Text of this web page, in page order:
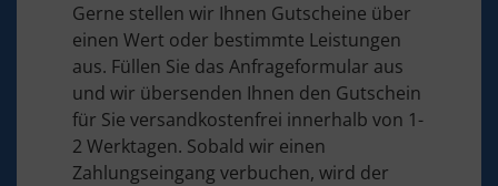
Gerne stellen wir Ihnen Gutscheine über
einen Wert oder bestimmte Leistungen
aus. Füllen Sie das Anfrageformular aus
und wir übersenden Ihnen den Gutschein
für Sie versandkostenfrei innerhalb von 1-
2 Werktagen. Sobald wir einen
Zahlungseingang verbuchen, wird der